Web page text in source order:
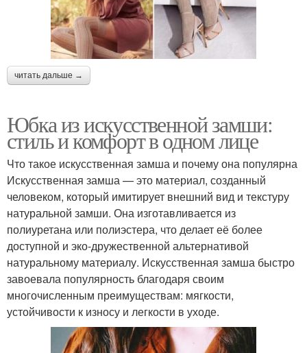
читать дальше →
Юбка из искусственной замши:
стиль и комфорт в одном лице
Что такое искусственная замша и почему она популярна
Искусственная замша — это материал, созданный
человеком, который имитирует внешний вид и текстуру
натуральной замши. Она изготавливается из
полиуретана или полиэстера, что делает её более
доступной и эко-дружественной альтернативой
натуральному материалу. Искусственная замша быстро
завоевала популярность благодаря своим
многочисленным преимуществам: мягкости,
устойчивости к износу и легкости в уходе.